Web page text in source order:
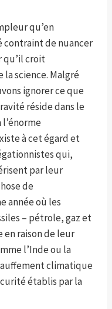
qu’en
contraint de nuancer
qu’il croit
science. Malgré
ignorer ce que
réside dans le
à cet égard et
qui,
par leur
de
année où les
– pétrole, gaz et
en raison de leur
l’Inde ou la
climatique
établis par la